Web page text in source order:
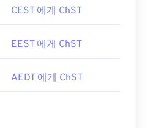
CEST 에게 ChST
EEST 에게 ChST
AEDT 에게 ChST